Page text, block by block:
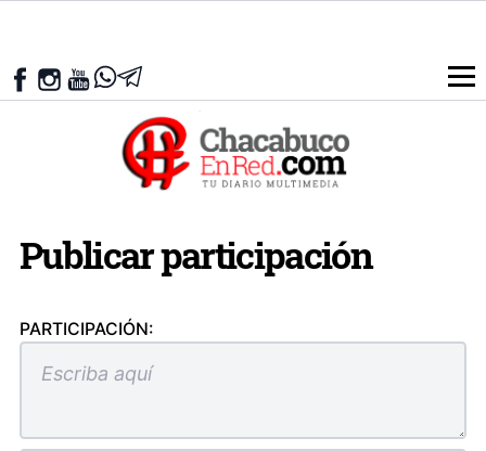
Publicar participación
PARTICIPACIÓN: